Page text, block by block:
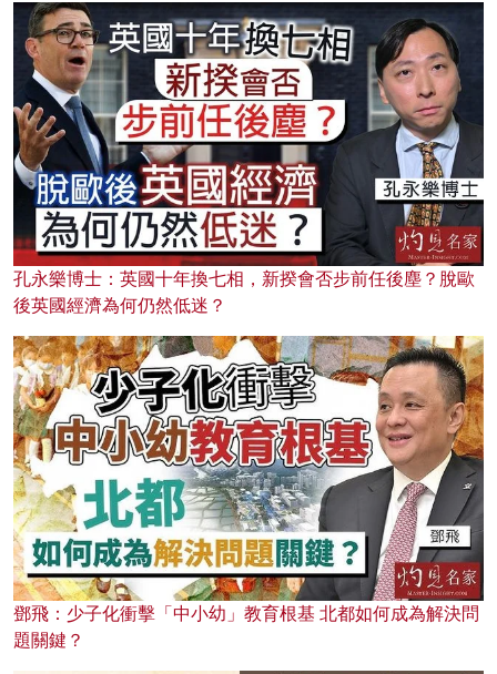
孔永樂博士：英國十年換七相，新揆會否步前任後塵？脫歐
後英國經濟為何仍然低迷？
鄧飛：少子化衝擊「中小幼」教育根基 北都如何成為解決問
題關鍵？